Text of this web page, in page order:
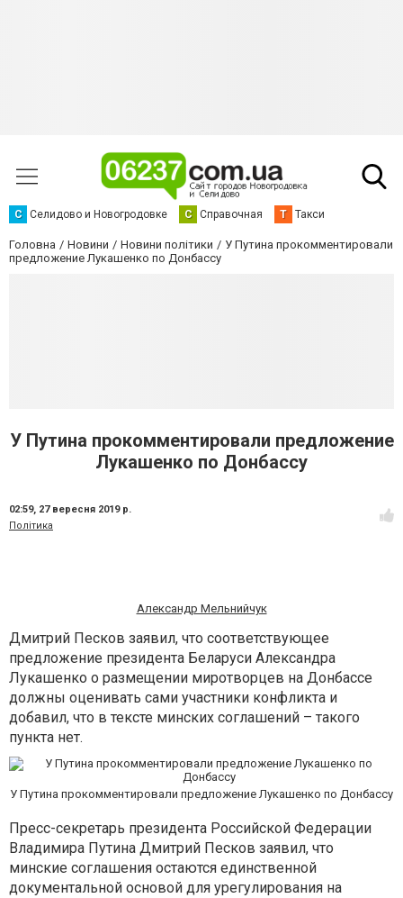
С Селидово и Новогродовке С Справочная Т Такси
Головна Новини Новини політики
У Путина прокомментировали
предложение Лукашенко по Донбассу
У Путина прокомментировали предложение
Лукашенко по Донбассу
02:59, 27 вересня 2019 р.
Політика
Александр Мельнийчук
Дмитрий Песков заявил, что соответствующее
предложение президента Беларуси Александра
Лукашенко о размещении миротворцев на Донбассе
должны оценивать сами участники конфликта и
добавил, что в тексте минских соглашений – такого
пункта нет.
У Путина прокомментировали предложение Лукашенко по Донбассу
Пресс-секретарь президента Российской Федерации
Владимира Путина Дмитрий Песков заявил, что
минские соглашения остаются единственной
документальной основой для урегулирования на